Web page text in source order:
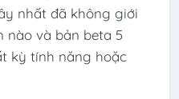
nhất đã không giới
nào và bản beta 5
kỳ tính năng hoặc